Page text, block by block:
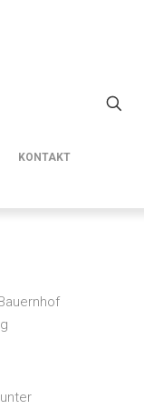
KONTAKT